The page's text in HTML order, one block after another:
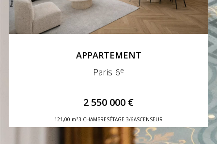
APPARTEMENT
Paris 6e
2 550 000 €
121,00 m²3 CHAMBRESÉTAGE 3/6ASCENSEUR